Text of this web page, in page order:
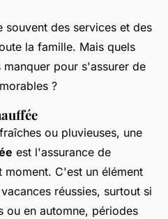
souvent des services et des
la famille. Mais quels
pour s'assurer de
?
ou pluvieuses, une
est l'assurance de
C'est un élément
réussies, surtout si
ou en automne, périodes